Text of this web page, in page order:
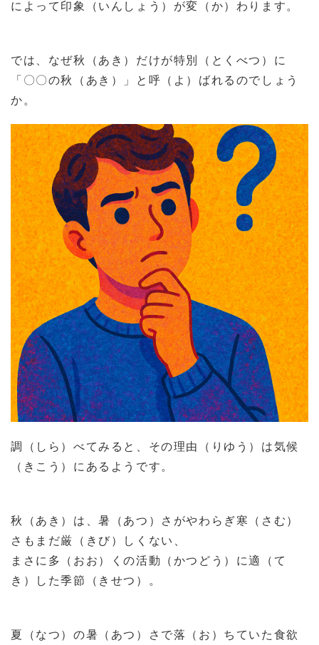
によって印象（いんしょう）が変（か）わります。
では、なぜ秋（あき）だけが特別（とくべつ）に
「〇〇の秋（あき）」と呼（よ）ばれるのでしょう
か。
調（しら）べてみると、その理由（りゆう）は気候
（きこう）にあるようです。
秋（あき）は、暑（あつ）さがやわらぎ寒（さむ）
さもまだ厳（きび）しくない、
まさに多（おお）くの活動（かつどう）に適（て
き）した季節（きせつ）。
夏（なつ）の暑（あつ）さで落（お）ちていた食欲